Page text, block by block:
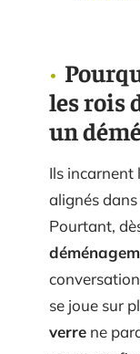
les rois
un
Ils incarnent
alignés
Pourtant,
se joue sur
verre ne